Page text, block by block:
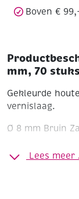
Boven €
mm, 70
Gekleurde
vernislaag.
Ø 8 mm Bruin
Lees meer